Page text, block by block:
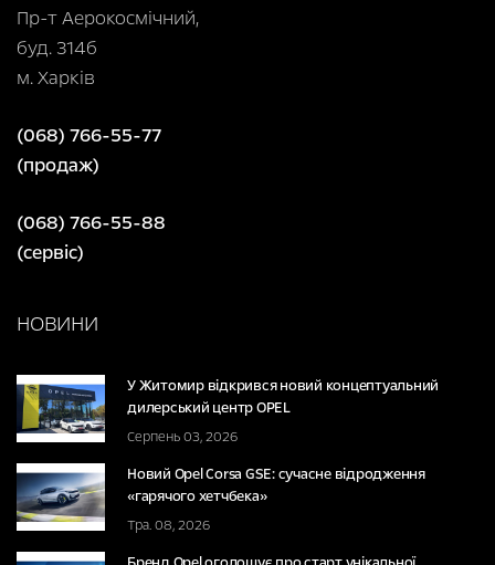
Пр-т Аерокосмічний,
буд. 314б
м. Харків
(068) 766-55-77
(продаж)
(068) 766-55-88
(сервіс)
НОВИНИ
У Житомир відкрився новий концептуальний
дилерський центр OPEL
Серпень 03, 2026
Новий Opel Corsa GSE: сучасне відродження
«гарячого хетчбека»
Тра. 08, 2026